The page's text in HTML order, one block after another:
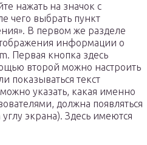
нажать на значок с
чего выбрать пункт
В первом же разделе
информации о
Первая кнопка здесь
второй можно настроить
показываться текст
указать, какая именно
должна появляться
экрана). Здесь имеются